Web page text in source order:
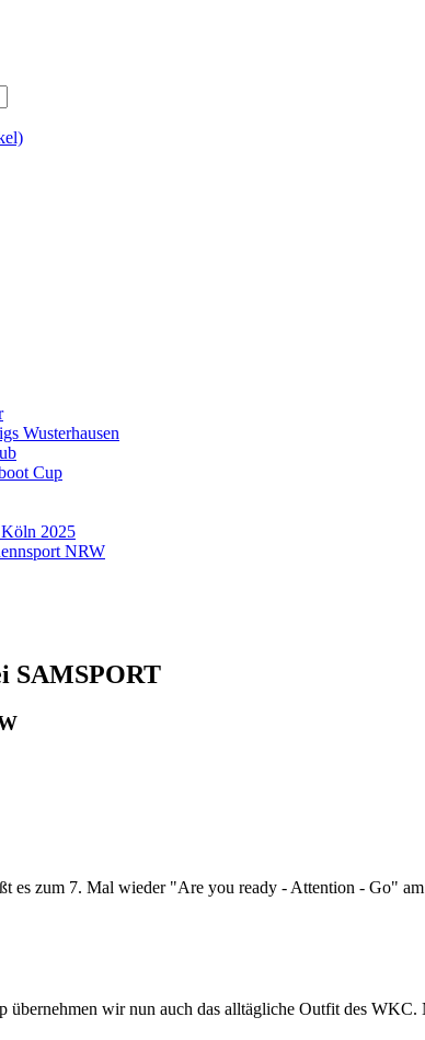
Wusterhausen
Cup
2025
NRW
SAMSPORT
es zum 7. Mal wieder "Are you ready - Attention - Go"
übernehmen wir nun auch das alltägliche Outfit des WKC.